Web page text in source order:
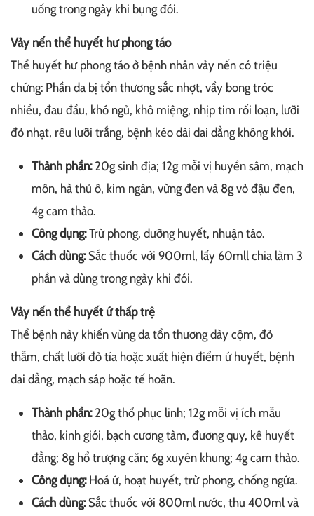
uống trong ngày khi bụng đói.
Vảy nến thể huyết hư phong táo
Thể huyết hư phong táo ở bệnh nhân vảy nến có triệu
chứng: Phần da bị tổn thương sắc nhợt, vẩy bong tróc
nhiều, đau đầu, khó ngủ, khô miệng, nhịp tim rối loạn, lưỡi
đỏ nhạt, rêu lưỡi trắng, bệnh kéo dài dai dẳng không khỏi.
Thành phần:20g sinh địa; 12g mỗi vị huyền sâm, mạch
môn, hà thủ ô, kim ngân, vừng đen và 8g vỏ đậu đen,
4g cam thảo.
Công dụng:Trừ phong, dưỡng huyết, nhuận táo.
Cách dùng:Sắc thuốc với 900ml, lấy 60mll chia làm 3
phần và dùng trong ngày khi đói.
Vảy nến thể huyết ứ thấp trệ
Thể bệnh này khiến vùng da tổn thương dày cộm, đỏ
thẫm, chất lưỡi đỏ tía hoặc xuất hiện điểm ứ huyết, bệnh
dai dẳng, mạch sáp hoặc tế hoãn.
Thành phần:20g thổ phục linh; 12g mỗi vị ích mẫu
thảo, kinh giới, bạch cương tàm, đương quy, kê huyết
đằng; 8g hổ trượng căn; 6g xuyên khung; 4g cam thảo.
Công dụng:Hoá ứ, hoạt huyết, trừ phong, chống ngứa.
Cách dùng:Sắc thuốc với 800ml nước, thu 400ml và